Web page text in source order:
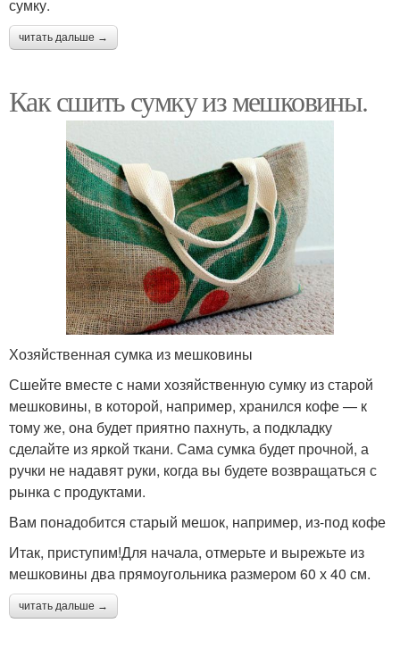
сумку.
читать дальше →
Как сшить сумку из мешковины.
Хозяйственная сумка из мешковины
Сшейте вместе с нами хозяйственную сумку из старой
мешковины, в которой, например, хранился кофе — к
тому же, она будет приятно пахнуть, а подкладку
сделайте из яркой ткани. Сама сумка будет прочной, а
ручки не надавят руки, когда вы будете возвращаться с
рынка с продуктами.
Вам понадобится старый мешок, например, из-под кофе
Итак, приступим!Для начала, отмерьте и вырежьте из
мешковины два прямоугольника размером 60 х 40 см.
читать дальше →